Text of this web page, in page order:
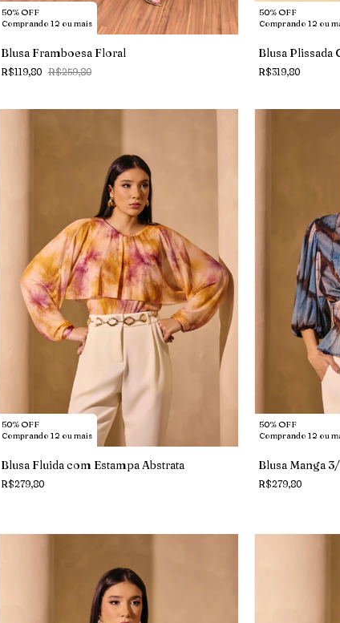
50% OFF
Comprando 12 ou mais
Blusa Framboesa Floral
R$119,80 R$259,80
50% OFF
Comprando 12 ou
Blusa Plissada
R$319,80
50% OFF
Comprando 12 ou mais
Blusa Fluida com Estampa Abstrata
R$279,80
50% OFF
Comprando 12 ou
Blusa Manga
R$279,80